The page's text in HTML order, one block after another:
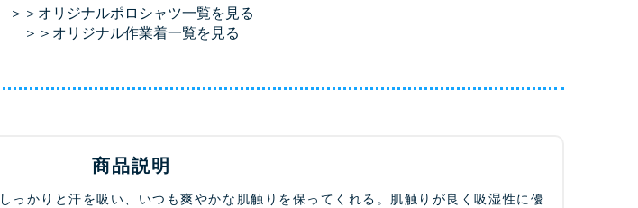
＞＞オリジナルポロシャツ一覧を見る
＞＞オリジナル作業着一覧を見る
商品説明
っかりと汗を吸い、いつも爽やかな肌触りを保ってくれる。肌触りが良く吸湿性に優